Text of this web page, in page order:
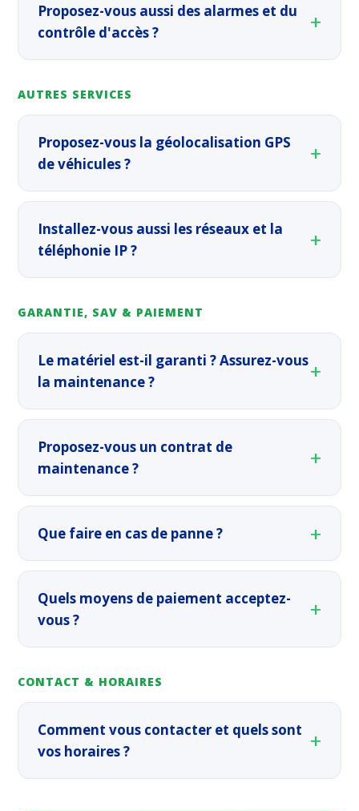
Proposez-vous aussi des alarmes et du
contrôle d'accès ?
AUTRES SERVICES
Proposez-vous la géolocalisation GPS
de véhicules ?
Installez-vous aussi les réseaux et la
téléphonie IP ?
GARANTIE, SAV & PAIEMENT
Le matériel est-il garanti ? Assurez-vous
la maintenance ?
Proposez-vous un contrat de
maintenance ?
Que faire en cas de panne ?
Quels moyens de paiement acceptez-
vous ?
CONTACT & HORAIRES
Comment vous contacter et quels sont
vos horaires ?